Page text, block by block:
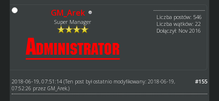
GM_Arek
Super Manager
Liczba postów: 546
Liczba wątków: 22
Dołączył: Nov 2016
#155
2018-06-19, 07:51:14 (Ten post był ostatnio modyfikowany: 2018-06-19,
07:52:26 przez GM_Arek.)